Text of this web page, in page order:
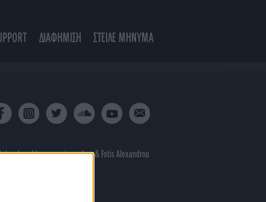
ΔΙΑΦΗΜΙΣΗ ΣΤΕΙΛΕ ΜΗΝΥΜΑ
developed byporcupine colors& Fotis Alexandrou